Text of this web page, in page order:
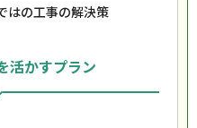
はの工事の解決策
活かすプラン